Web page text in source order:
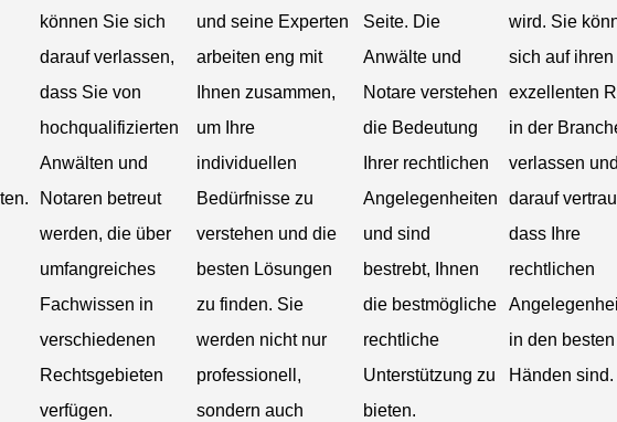
können Sie sich
darauf verlassen,
dass Sie von
hochqualifizierten
Anwälten und
Notaren betreut
werden, die über
umfangreiches
Fachwissen in
verschiedenen
Rechtsgebieten
verfügen.
und seine Experten
arbeiten eng mit
Ihnen zusammen,
um Ihre
individuellen
Bedürfnisse zu
verstehen und die
besten Lösungen
zu finden. Sie
werden nicht nur
professionell,
sondern auch
Seite. Die
Anwälte und
Notare verstehen
die Bedeutung
Ihrer rechtlichen
Angelegenheiten
und sind
bestrebt, Ihnen
die bestmögliche
rechtliche
Unterstützung zu
bieten.
wird. Sie
sich auf ihren
exzellenten
in der
verlassen
darauf
dass Ihre
rechtlichen
in den besten
Händen sind.